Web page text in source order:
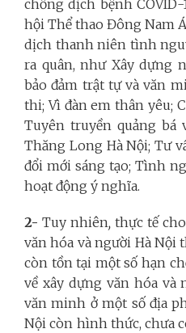
chống dịch bệnh
hội Thể thao Đông Nam
dịch thanh niên tình
ra quân, như Xây dựng
bảo đảm trật tự và văn
thi; Vì đàn em thân yêu;
Tuyên truyền quảng bá
Thăng Long Hà Nội; Tư
đổi mới sáng tạo; Tình
hoạt động ý nghĩa.
2- Tuy nhiên, thực tế
văn hóa và người Hà
còn tồn tại một số hạn
về xây dựng văn hóa và
văn minh ở một số địa
Nội còn hình thức, chưa